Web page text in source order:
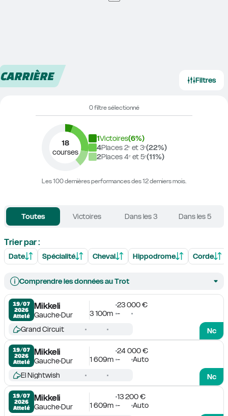
CARRIÈRE Filtres
0 filtre sélectionné
18
courses
1Victoires(6%)
4Places 2ᵉ et 3ᵉ(22%)
2Places 4ᵉ et 5ᵉ(11%)
Les 100 dernières performances des 12 derniers mois.
Toutes Victoires Dans les 3 Dans les 5
Trier par :
Date Spécialité Cheval Hippodrome Corde
Comprendre les données au Trot
19/07
2026
Attelé
Mikkeli
GaucheDur
23 000 €
3 100m -
Nc
Grand Circuit
19/07
2026
Attelé
Mikkeli
GaucheDur
24 000 €
1 609m -
Auto
Nc
El Nightwish
19/07
2026
Attelé
Mikkeli
GaucheDur
13 200 €
1 609m -
Auto